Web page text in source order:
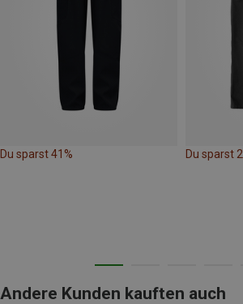
Du sparst 41% Du sparst
Andere Kunden kauften auch